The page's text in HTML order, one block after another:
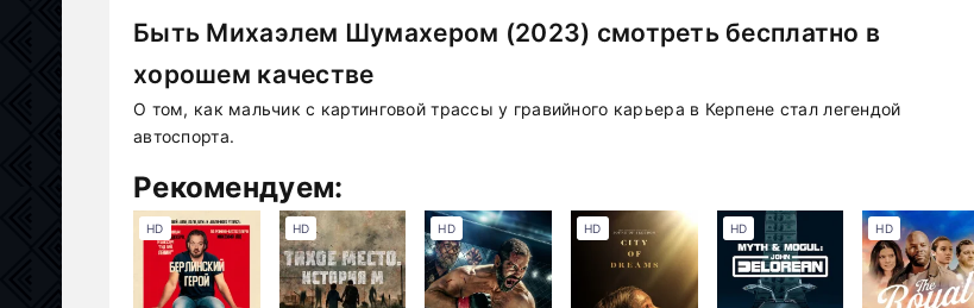
Быть Михаэлем Шумахером (2023) смотреть бесплатно в
хорошем качестве
О том, как мальчик с картинговой трассы у гравийного карьера в Керпене стал легендой
автоспорта.
Рекомендуем:
HD HD HD HD HD HD